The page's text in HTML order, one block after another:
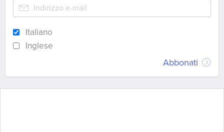
Italiano
Inglese
Abbonati